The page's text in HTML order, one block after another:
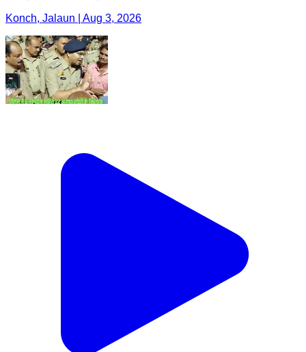
Konch, Jalaun | Aug 3, 2026